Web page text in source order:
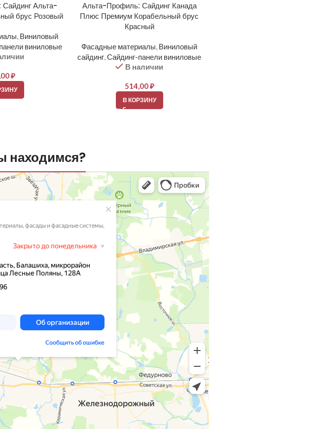
Альта-
брус Розовый
, Виниловый
виниловые
₽
Альта-Профиль: Сайдинг Канада
Плюс Премиум Корабельный брус
Красный
Фасадные материалы, Виниловый
сайдинг,Сайдинг-панели виниловые
В наличии
514,00₽
В КОРЗИНУ
находимся?